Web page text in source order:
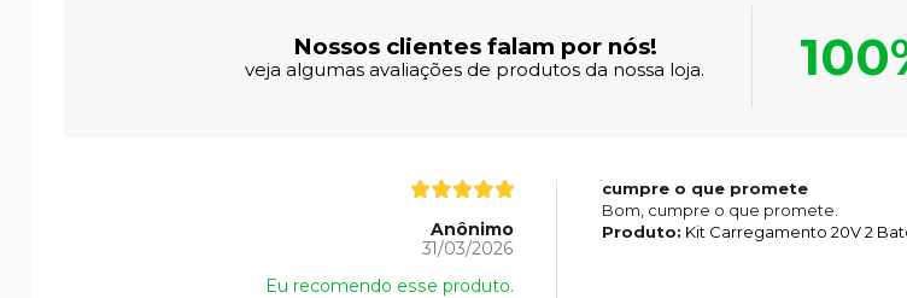
Nossos clientes falam por nós!
veja algumas avaliações de produtos da nossa loja.
Anônimo
31/03/2026
Eu recomendo esse produto.
cumpre o que promete
Bom, cumpre o que promete.
Produto: Kit Carregamento 20V 2